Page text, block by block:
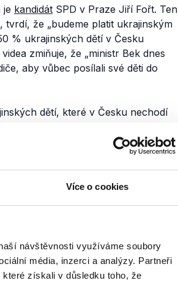
Více o cookies
návštěvnosti využíváme soubory
média, inzerci a analýzy. Partneři
získali v důsledku toho, že
je kandidát SPD v Praze Jiří Fořt. Ten
tvrdí, že „budeme platit ukrajinským
% ukrajinských dětí v Česku
zmiňuje, že „ministr Bek dnes
aby vůbec posílali své děti do
dětí, které v Česku nechodí
s trvalým pobytem, kteří zde
s trvalým pobytem také
vzdělávalo přes
2025 mělo v Česku pobytové
6 až 18 let (.xlsx). Z těchto dat